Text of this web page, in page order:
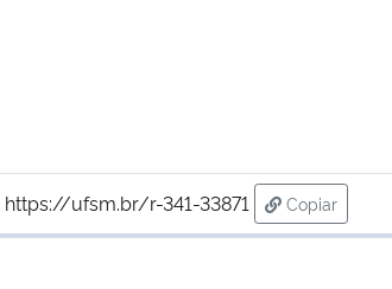
https://ufsm.br/r-341-33871
Copiar
para área